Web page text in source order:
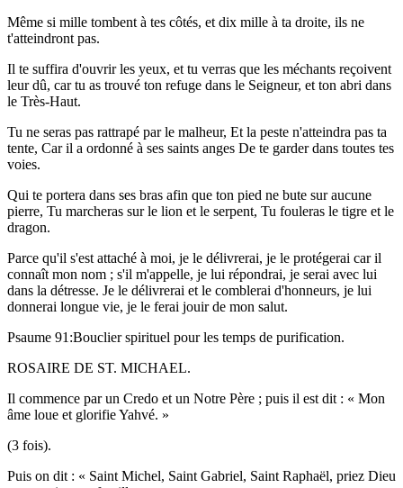
Même si mille tombent à tes côtés, et dix mille à ta droite, ils ne
t'atteindront pas.
Il te suffira d'ouvrir les yeux, et tu verras que les méchants reçoivent
leur dû, car tu as trouvé ton refuge dans le Seigneur, et ton abri dans
le Très-Haut.
Tu ne seras pas rattrapé par le malheur, Et la peste n'atteindra pas ta
tente, Car il a ordonné à ses saints anges De te garder dans toutes tes
voies.
Qui te portera dans ses bras afin que ton pied ne bute sur aucune
pierre, Tu marcheras sur le lion et le serpent, Tu fouleras le tigre et le
dragon.
Parce qu'il s'est attaché à moi, je le délivrerai, je le protégerai car il
connaît mon nom ; s'il m'appelle, je lui répondrai, je serai avec lui
dans la détresse. Je le délivrerai et le comblerai d'honneurs, je lui
donnerai longue vie, je le ferai jouir de mon salut.
Psaume 91:Bouclier spirituel pour les temps de purification.
ROSAIRE DE ST. MICHAEL.
Il commence par un Credo et un Notre Père ; puis il est dit : « Mon
âme loue et glorifie Yahvé. »
(3 fois).
Puis on dit : « Saint Michel, Saint Gabriel, Saint Raphaël, priez Dieu